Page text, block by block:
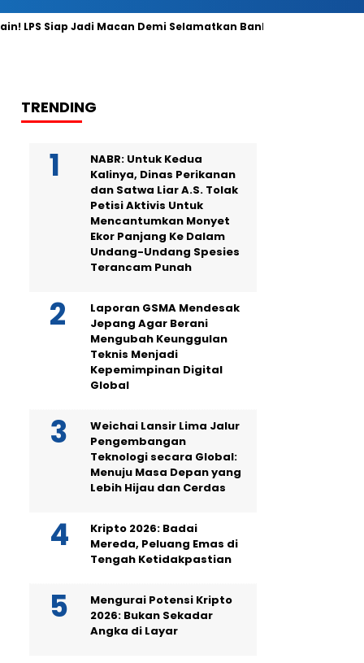
LPS Siap Jadi Macan Demi Selamatkan Bank
TRENDING
NABR: Untuk Kedua
Kalinya, Dinas Perikanan
dan Satwa Liar A.S. Tolak
Petisi Aktivis Untuk
Mencantumkan Monyet
Ekor Panjang Ke Dalam
Undang-Undang Spesies
Terancam Punah
Laporan GSMA Mendesak
Jepang Agar Berani
Mengubah Keunggulan
Teknis Menjadi
Kepemimpinan Digital
Global
Weichai Lansir Lima Jalur
Pengembangan
Teknologi secara Global:
Menuju Masa Depan yang
Lebih Hijau dan Cerdas
Kripto 2026: Badai
Mereda, Peluang Emas di
Tengah Ketidakpastian
Mengurai Potensi Kripto
2026: Bukan Sekadar
Angka di Layar